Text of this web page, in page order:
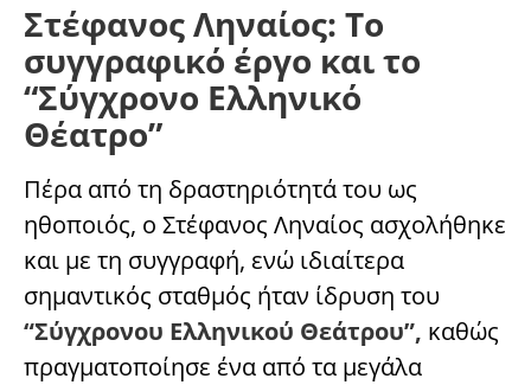
Στέφανος Ληναίος: Το
συγγραφικό έργο και το
“Σύγχρονο Ελληνικό
Θέατρο”
Πέρα από τη δραστηριότητά του ως
ηθοποιός, ο Στέφανος Ληναίος ασχολήθηκε
και με τη συγγραφή, ενώ ιδιαίτερα
σημαντικός σταθμός ήταν ίδρυση του
“Σύγχρονου Ελληνικού Θεάτρου”, καθώς
πραγματοποίησε ένα από τα μεγάλα